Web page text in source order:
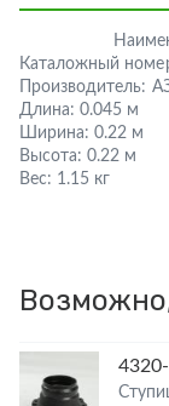
Каталожный
Производитель:
Длина: 0.045 м
Ширина: 0.22 м
Высота: 0.22 м
Вес: 1.15 кг